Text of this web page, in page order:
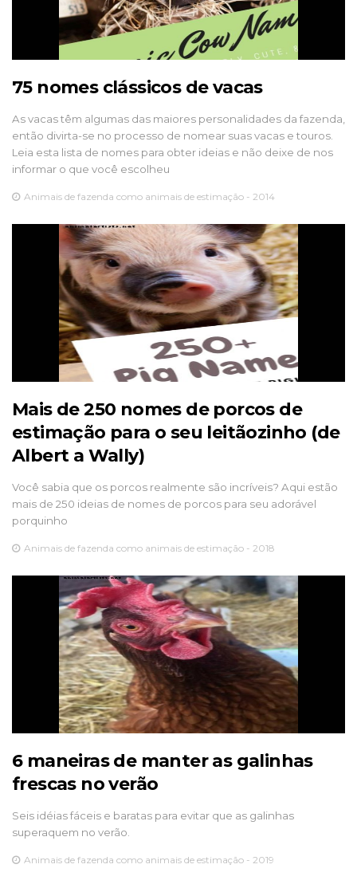
75 nomes clássicos de vacas
As vacas têm algumas das maiores personalidades da fazenda,
então divirta-se no processo de nomear suas vacas e touros.
Leia esta lista de nomes para obter ideias e não deixe de nos
informar o que você escolheu
Animais de fazenda como animais de estimação - 2014
Mais de 250 nomes de porcos de
estimação para o seu leitãozinho (de
Albert a Wally)
Você sabia que os porcos realmente são incríveis? Aqui estão
mais de 250 ideias de nomes de porcos para seu adorável
porquinho
Animais de fazenda como animais de estimação - 2018
6 maneiras de manter as galinhas
frescas no verão
Seis idéias fáceis e baratas para evitar que as galinhas
superaquem no verão.
Animais de fazenda como animais de estimação - 2019